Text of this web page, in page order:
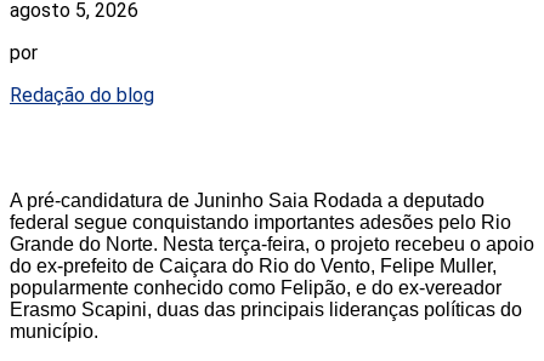
agosto 5, 2026
por
Redação do blog
A pré-candidatura de Juninho Saia Rodada a deputado
federal segue conquistando importantes adesões pelo Rio
Grande do Norte. Nesta terça-feira, o projeto recebeu o apoio
do ex-prefeito de Caiçara do Rio do Vento, Felipe Muller,
popularmente conhecido como Felipão, e do ex-vereador
Erasmo Scapini, duas das principais lideranças políticas do
município.